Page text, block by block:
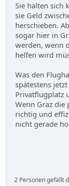
Sie halten sich
sie Geld
herschieben.
sogar hier in
werden, wenn
helfen wird
Was den
spätestens
Privatflugplatz
Wenn Graz
richtig und
nicht gerade
2 Personen gefällt